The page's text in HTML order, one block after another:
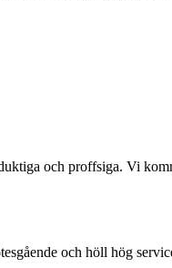
och proffsiga. Vi
och höll hög